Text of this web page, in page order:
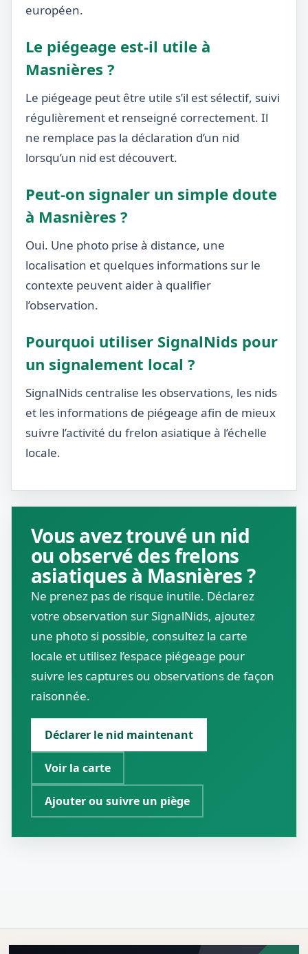
européen.
Le piégeage est-il utile à
Masnières ?
Le piégeage peut être utile s’il est sélectif, suivi
régulièrement et renseigné correctement. Il
ne remplace pas la déclaration d’un nid
lorsqu’un nid est découvert.
Peut-on signaler un simple doute
à Masnières ?
Oui. Une photo prise à distance, une
localisation et quelques informations sur le
contexte peuvent aider à qualifier
l’observation.
Pourquoi utiliser SignalNids pour
un signalement local ?
SignalNids centralise les observations, les nids
et les informations de piégeage afin de mieux
suivre l’activité du frelon asiatique à l’échelle
locale.
Vous avez trouvé un nid
ou observé des frelons
asiatiques à Masnières ?
Ne prenez pas de risque inutile. Déclarez
votre observation sur SignalNids, ajoutez
une photo si possible, consultez la carte
locale et utilisez l’espace piégeage pour
suivre les captures ou observations de façon
raisonnée.
Déclarer le nid maintenant
Voir la carte
Ajouter ou suivre un piège